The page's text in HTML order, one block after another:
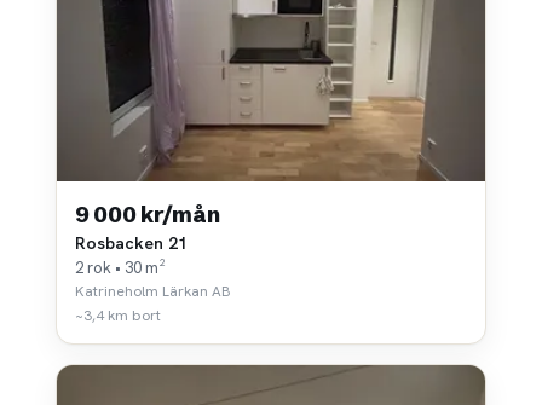
9 000 kr/mån
Rosbacken 21
2 rok • 30 m²
Katrineholm Lärkan AB
~3,4 km bort